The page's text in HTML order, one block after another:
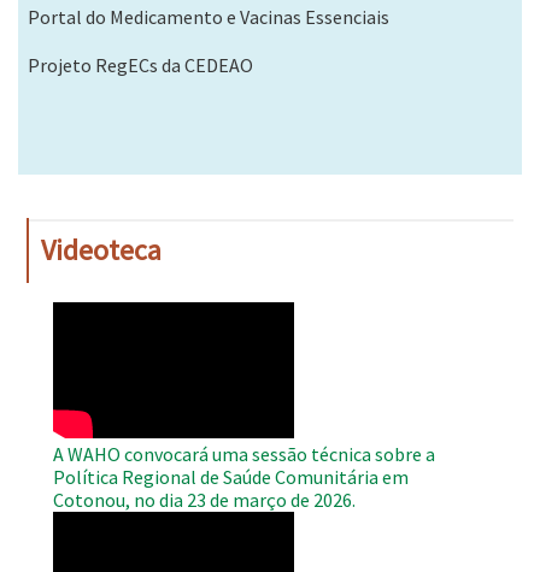
Portal do Medicamento e Vacinas Essenciais
Projeto RegECs da CEDEAO
Videoteca
A WAHO convocará uma sessão técnica sobre a
Política Regional de Saúde Comunitária em
Cotonou, no dia 23 de março de 2026.